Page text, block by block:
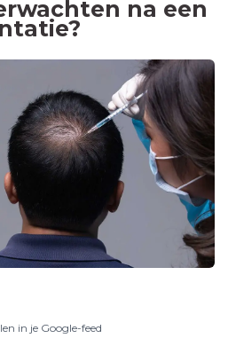
na een
in je Google-feed